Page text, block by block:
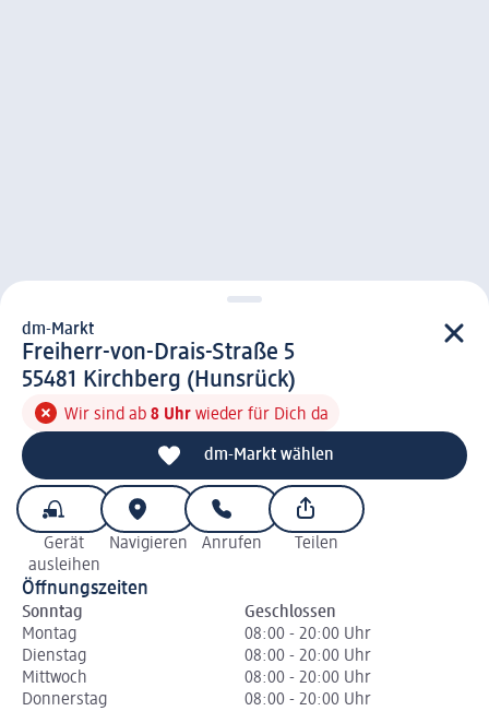
d m-Markt
dm-Markt
Freiherr-von-Drais-Straße 5
5 5 4 8 1
55481 Kirchberg (Hunsrück)
Wir sind ab 8 Uhr wieder für Dich da
dm-Markt wählen
Gerät
ausleihen
Navigieren Anrufen Teilen
Öffnungszeiten
Sonntag
Geschlossen
Montag
08:00 - 20:00 Uhr
Dienstag
08:00 - 20:00 Uhr
Mittwoch
08:00 - 20:00 Uhr
Donnerstag
08:00 - 20:00 Uhr